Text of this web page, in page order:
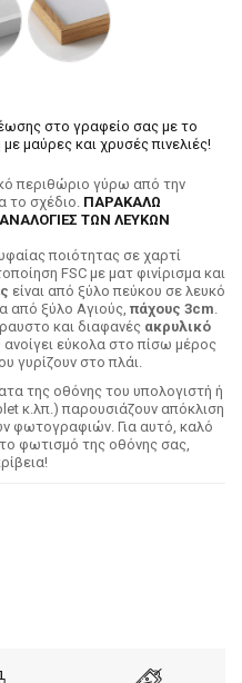
στο γραφείο σας με το
μαύρες και χρυσές πινελιές!
περιθώριο γύρω από την
το σχέδιο. ΠΑΡΑΚΑΛΩ
ΤΩΝ ΛΕΥΚΩΝ
ποιότητας σε χαρτί
FSC με ματ φινίρισμα και
είναι από ξύλο πεύκου σε λευκό
από ξύλο Αγιούς, πάχους 3cm.
και διαφανές ακρυλικό
εύκολα στο πίσω μέρος
γυρίζουν στο πλάι.
της οθόνης του υπολογιστή ή
κ.λπ.) παρουσιάζουν απόκλιση
φωτογραφιών. Για αυτό, καλό
φωτισμό της οθόνης σας,